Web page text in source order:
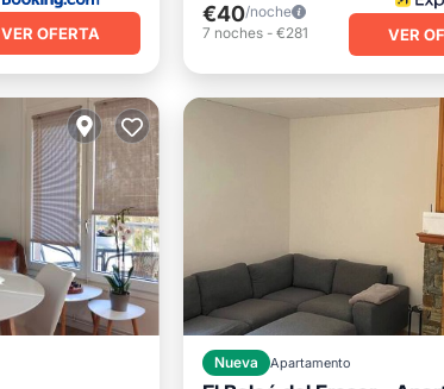
VER OFERTA
€40/noche
7 noches- €281 VER
Nueva Apartamento